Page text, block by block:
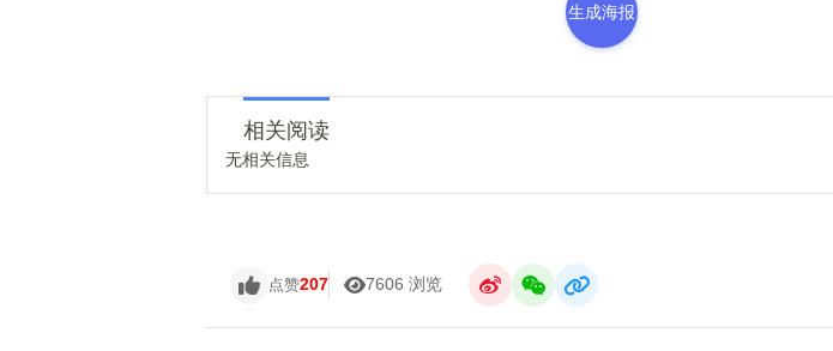
生成海报
相关阅读
无相关信息
点赞207 7606 浏览